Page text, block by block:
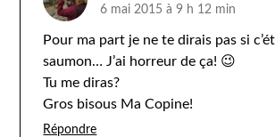
6 mai 2015 à 9 h 12 min
Pour ma part je ne te dirais pas si
saumon… J’ai horreur de ça! 😉
Tu me diras?
Gros bisous Ma Copine!
Répondre